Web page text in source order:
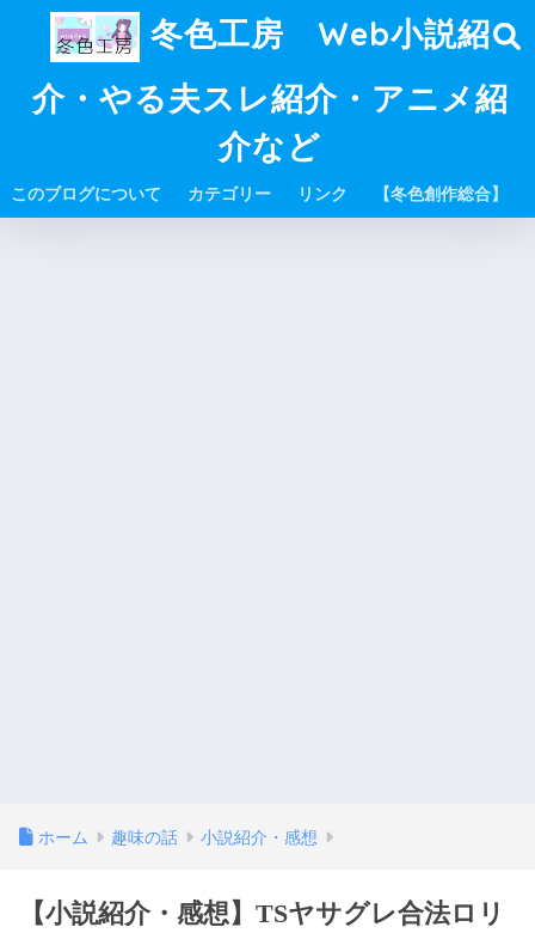
冬色工房 Web小説紹
介・やる夫スレ紹介・アニメ紹
介など
このブログについて カテゴリー リンク 【冬色創作総合】
ホーム 趣味の話 小説紹介・感想
【小説紹介・感想】TSヤサグレ合法ロリ